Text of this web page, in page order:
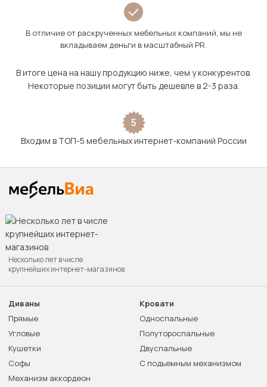
В отличие от раскрученных мебельных компаний, мы не
вкладываем деньги в масштабный PR.
В итоге цена на нашу продукцию ниже, чем у конкурентов.
Некоторые позиции могут быть дешевле в 2-3 раза.
5
Входим в ТОП-5 мебельных интернет-компаний России
Несколько лет в числе
крупнейших интернет-магазинов
Диваны
Прямые
Угловые
Кушетки
Софы
Механизм аккордеон
Кровати
Односпальные
Полутороспальные
Двуспальные
С подъемным механизмом